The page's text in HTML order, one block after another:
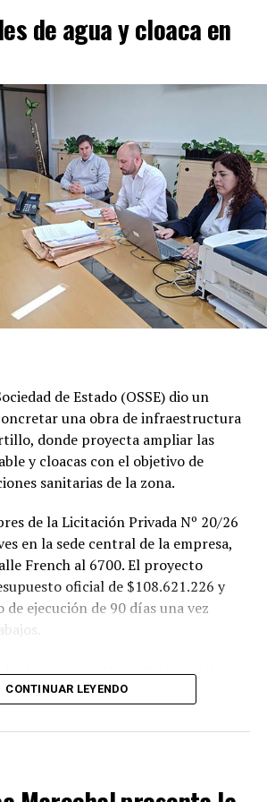
de agua y cloaca en
de Estado (OSSE) dio un
una obra de infraestructura
donde proyecta ampliar las
y cloacas con el objetivo de
sanitarias de la zona.
de la Licitación Privada Nº 20/26
en la sede central de la empresa,
French al 6700. El proyecto
oficial de $108.621.226 y
de ejecución de 90 días una vez
la colocación de unos 355 metros
domiciliarias. Los trabajos se
sectores comprendidos por
Génova y Génova Bis.
CONTINUAR LEYENDO